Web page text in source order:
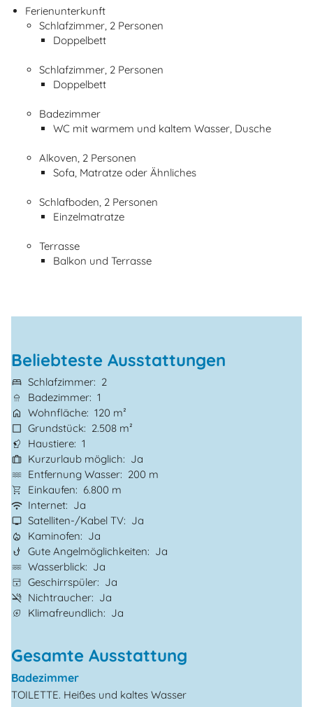
Ferienunterkunft
Schlafzimmer, 2 Personen
Doppelbett
Schlafzimmer, 2 Personen
Doppelbett
Badezimmer
WC mit warmem und kaltem Wasser, Dusche
Alkoven, 2 Personen
Sofa, Matratze oder Ähnliches
Schlafboden, 2 Personen
Einzelmatratze
Terrasse
Balkon und Terrasse
Beliebteste Ausstattungen
Schlafzimmer
2
Badezimmer 1
Wohnfläche 120 m²
Grundstück
2.508 m²
Haustiere 1
Kurzurlaub möglich
Ja
Entfernung Wasser
200 m
Einkaufen
6.800 m
Internet
Ja
Satelliten-/Kabel TV
Ja
Kaminofen
Ja
Gute Angelmöglichkeiten
Ja
Wasserblick
Ja
Geschirrspüler
Ja
Nichtraucher
Ja
Klimafreundlich
Ja
Gesamte Ausstattung
Badezimmer
TOILETTE. Heißes und kaltes Wasser